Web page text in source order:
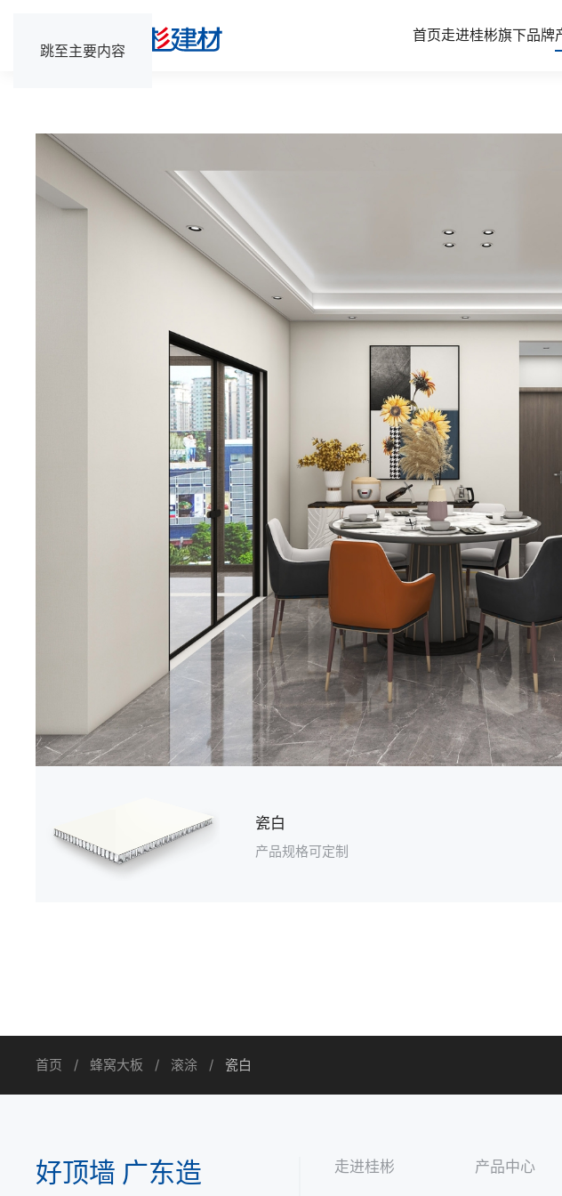
跳至主要内容
首页走进桂彬旗下品牌
瓷白
产品规格可定制
首页 蜂窝大板 滚涂 瓷白
好顶墙 广东造 走进桂彬 产品中心